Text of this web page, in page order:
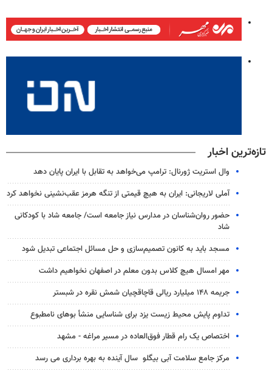
تازه‌ترین اخبار
وال‌ استریت ژورنال: ترامپ می‌خواهد به تقابل با ایران پایان دهد
آملی‌ لاریجانی: ایران به هیچ قیمتی از تنگه هرمز عقب‌نشینی نخواهد کرد
حضور روان‌شناسان در مدارس نیاز جامعه است/ جامعه شاد با کودکانی
شاد
مسجد باید به کانون تصمیم‌سازی و حل مسائل اجتماعی تبدیل شود
مهر امسال هیچ کلاس بدون معلم در اصفهان نخواهیم داشت
جریمه ۱۴۸ میلیارد ریالی قاچاقچیان شمش نقره در شبستر
تداوم پایش‌ محیط زیست یزد برای شناسایی منشأ بوهای نامطبوع
اختصاص یک رام قطار فوق‌العاده در مسیر مراغه - مشهد
مرکز جامع سلامت آبی بیگلو سال آینده به بهره برداری می رسد